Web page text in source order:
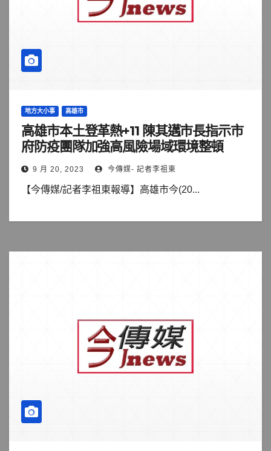
地方大小事 高雄市
高雄市本土登革熱+11 陳其邁市長指示市
府防疫團隊加強高風險場域環境整頓
9 月 20, 2023 今傳媒- 記者李祖東
【今傳媒/記者李祖東報導】高雄市今(20...